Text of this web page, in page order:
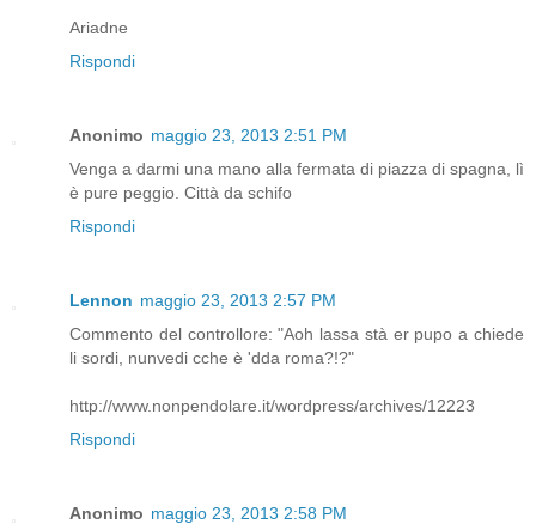
Ariadne
Rispondi
Anonimo maggio 23, 2013 2:51 PM
Venga a darmi una mano alla fermata di piazza di spagna, lì
è pure peggio. Città da schifo
Rispondi
Lennon maggio 23, 2013 2:57 PM
Commento del controllore: "Aoh lassa stà er pupo a chiede
li sordi, nunvedi cche è 'dda roma?!?"
http://www.nonpendolare.it/wordpress/archives/12223
Rispondi
Anonimo maggio 23, 2013 2:58 PM